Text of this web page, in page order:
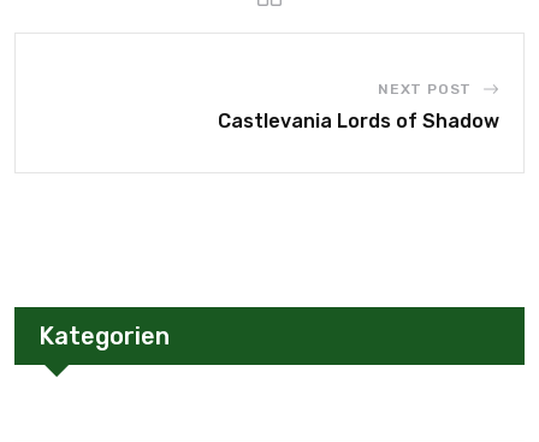
NEXT POST
Castlevania Lords of Shadow
Kategorien